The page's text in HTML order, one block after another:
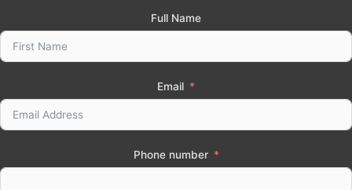
Full Name
Email
Phone number